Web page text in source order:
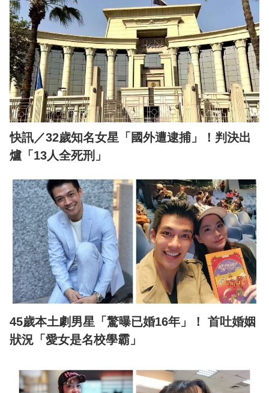
快訊／32歲知名女星「國外遭逮捕」！判決出
爐「13人全死刑」
45歲本土劇男星「驚曝已婚16年」！ 首吐婚姻
狀況「愛女是名校學霸」